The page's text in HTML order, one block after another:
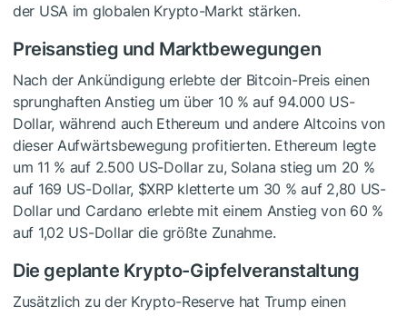
der USA im globalen Krypto-Markt stärken.
Preisanstieg und Marktbewegungen
Nach der Ankündigung erlebte der Bitcoin-Preis einen
sprunghaften Anstieg um über 10 % auf 94.000 US-
Dollar, während auch Ethereum und andere Altcoins von
dieser Aufwärtsbewegung profitierten. Ethereum legte
um 11 % auf 2.500 US-Dollar zu, Solana stieg um 20 %
auf 169 US-Dollar, $XRPkletterte um 30 % auf 2,80 US-
Dollar und Cardano erlebte mit einem Anstieg von 60 %
auf 1,02 US-Dollar die größte Zunahme.
Die geplante Krypto-Gipfelveranstaltung
Zusätzlich zu der Krypto-Reserve hat Trump einen